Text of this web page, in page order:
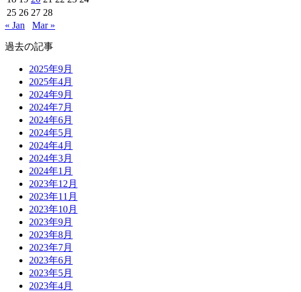
25 26 27 28
« Jan
Mar »
過去の記事
2025年9月
2025年4月
2024年9月
2024年7月
2024年6月
2024年5月
2024年4月
2024年3月
2024年1月
2023年12月
2023年11月
2023年10月
2023年9月
2023年8月
2023年7月
2023年6月
2023年5月
2023年4月